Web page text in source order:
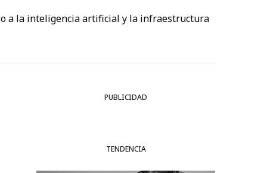
a la inteligencia artificial y la infraestructura
PUBLICIDAD
TENDENCIA